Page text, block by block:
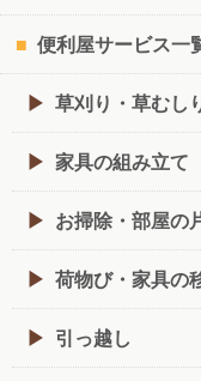
便利屋サービス一
草刈り・草むし
家具の組み立て
お掃除・部屋の
荷物び・家具の
引っ越し